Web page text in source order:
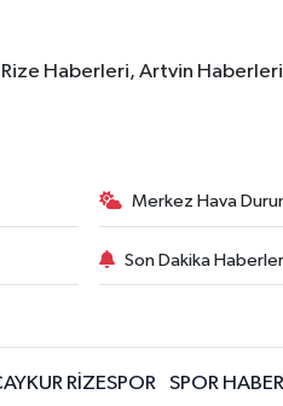
Rize Haberleri, Artvin
Merkez Hava
Son Dakika
RİZESPOR SPOR